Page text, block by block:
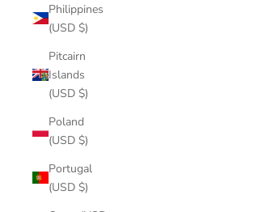
Philippines
(USD $)
Pitcairn
Islands
(USD $)
Poland
(USD $)
Portugal
(USD $)